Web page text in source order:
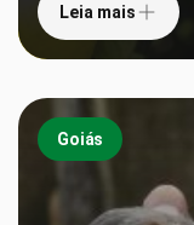
Leia mais
Goiás